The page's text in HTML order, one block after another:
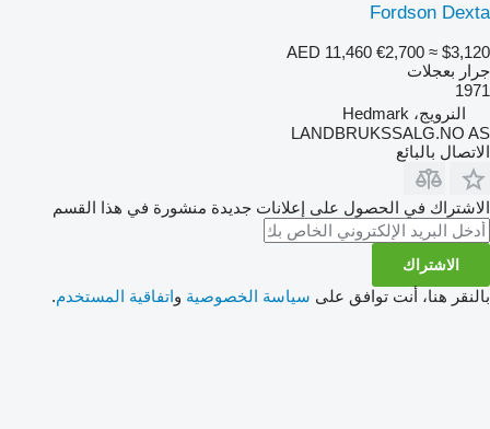
Fordson Dexta
AED 11,460 €2,700 ≈ $3,120
جرار بعجلات
1971
النرويج، Hedmark
LANDBRUKSSALG.NO AS
الاتصال بالبائع
الاشتراك في الحصول على إعلانات جديدة منشورة في هذا القسم
الاشتراك
بالنقر هنا، أنت توافق على سياسة الخصوصية واتفاقية المستخدم.